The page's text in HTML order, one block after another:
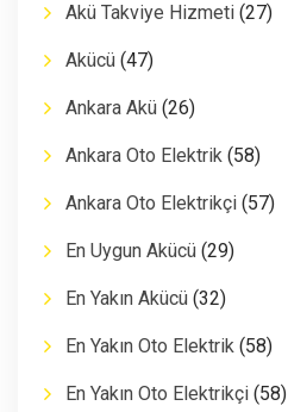
Akü Takviye Hizmeti (27)
Akücü (47)
Ankara Akü (26)
Ankara Oto Elektrik (58)
Ankara Oto Elektrikçi (57)
En Uygun Akücü (29)
En Yakın Akücü (32)
En Yakın Oto Elektrik (58)
En Yakın Oto Elektrikçi (58)